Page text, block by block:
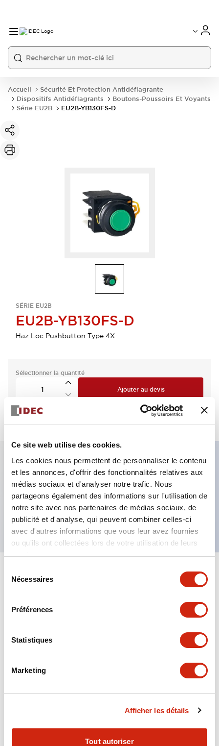
Ce site web utilise des cookies.
Les cookies nous permettent de personnaliser le contenu
et les annonces, d'offrir des fonctionnalités relatives aux
médias sociaux et d'analyser notre trafic. Nous
partageons également des informations sur l'utilisation de
notre site avec nos partenaires de médias sociaux, de
publicité et d'analyse, qui peuvent combiner celles-ci
avec d'autres informations que vous leur avez fournies
ou qu'ils ont collectées lors de votre utilisation de leurs
services.
Nécessaires
Préférences
Statistiques
Marketing
Afficher les détails
Tout autoriser
Accueil
Sécurité Et Protection Antidéflagrante
Dispositifs Antidéflagrants
Boutons-Poussoirs Et Voyants
Série EU2B
EU2B-YB130FS-D
SÉRIE EU2B
EU2B-YB130FS-D
Haz Loc Pushbutton Type 4X
Sélectionner la quantité
Ajouter au devis
Caractéristiques clés
Bouton-poussoir affleurant, 3 contacts NO, borne
à vis sécurisée pour les doigts, bouton bleu
Spécifications Tout développer+